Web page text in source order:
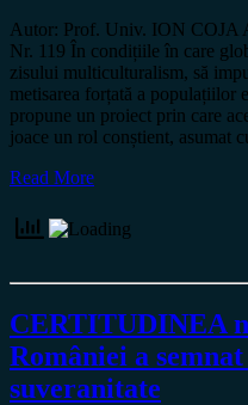
Autor: Prof. Univ. ION
Nr. 119 În condițiile în care
zisului multiculturalism, să
metisarea forțată a populațiilor
propune un proiect prin care
joace un rol conștient, asumat
Read More
CERTITUDINEA
României a
suveranitate